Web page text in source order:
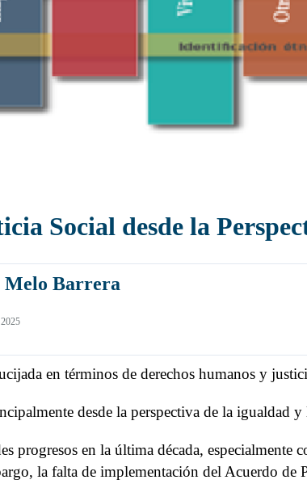
Social desde la
Melo Barrera
en términos de derechos humanos y
desde la perspectiva de la igualdad
progresos en la última década, especialmente
la falta de implementación del Acuerdo